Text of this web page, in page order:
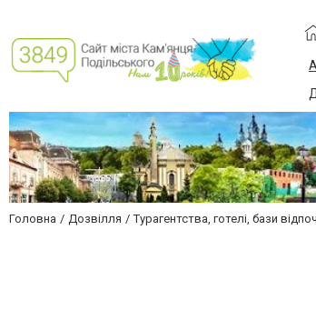
Головна Дозвілля Турагентства, готелі, бази